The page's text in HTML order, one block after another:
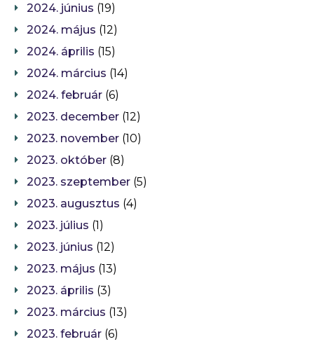
2024. június (19)
2024. május (12)
2024. április (15)
2024. március (14)
2024. február (6)
2023. december (12)
2023. november (10)
2023. október (8)
2023. szeptember (5)
2023. augusztus (4)
2023. július (1)
2023. június (12)
2023. május (13)
2023. április (3)
2023. március (13)
2023. február (6)